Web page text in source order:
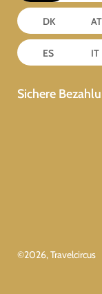
DK AT
ES IT
Sichere
©2026, Travelcircus